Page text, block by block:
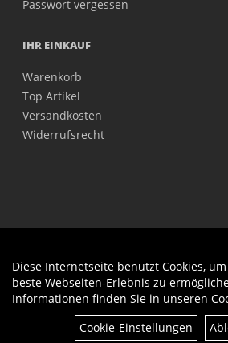
Filter
Passwort vergessen
IHR EINKAUF
Warenkorb
Top Artikel
Versandkosten
Widerrufsrecht
Diese Internetseite benutzt Cookies,
beste Webseiten-Erlebnis zu
Informationen finden Sie in unseren
Cookie-Einstellungen